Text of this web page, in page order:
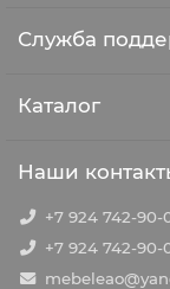
Служба
Каталог
Наши
+7 924 742-90-
+7 924 742-90-